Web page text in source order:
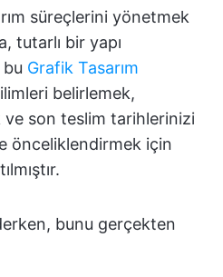
süreçlerini yönetmek
tutarlı bir yapı
bu Grafik Tasarım
belirlemek,
ve son teslim tarihlerinizi
önceliklendirmek için
bunu gerçekten